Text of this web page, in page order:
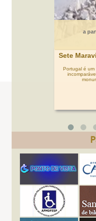
a
Sete
Portugal é um